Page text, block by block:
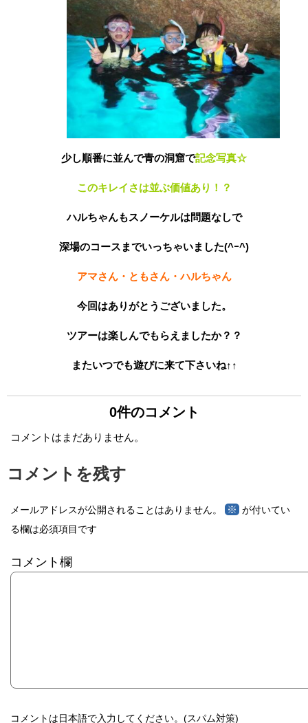
少し順番に並んで青の洞窟で記念写真☆
このキレイさは並ぶ価値あり！？
ハルちゃんもスノーケルは問題なしで
深場のコースまでいっちゃいました(^ｰ^)
アマさん・ともさん・ハルちゃん
今回はありがとうございました。
ツアーは楽しんでもらえましたか？？
またいつでも遊びに来て下さいね↑↑
0件のコメント
コメントはまだありません。
コメントを残す
メールアドレスが公開されることはありません。 ※ が付いてい
る欄は必須項目です
コメント欄
コメントは日本語で入力してください。(スパム対策)